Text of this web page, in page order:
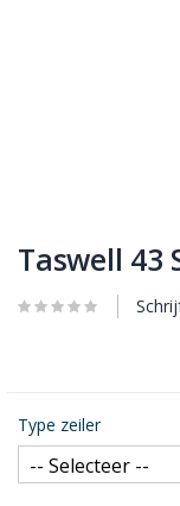
Taswell 43
Type zeiler